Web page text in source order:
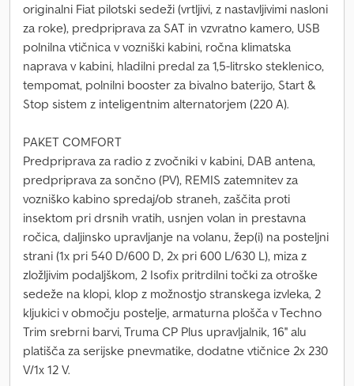
originalni Fiat pilotski sedeži (vrtljivi, z nastavljivimi nasloni
za roke), predpriprava za SAT in vzvratno kamero, USB
polnilna vtičnica v vozniški kabini, ročna klimatska
naprava v kabini, hladilni predal za 1,5-litrsko steklenico,
tempomat, polnilni booster za bivalno baterijo, Start &
Stop sistem z inteligentnim alternatorjem (220 A).
PAKET COMFORT
Predpriprava za radio z zvočniki v kabini, DAB antena,
predpriprava za sončno (PV), REMIS zatemnitev za
vozniško kabino spredaj/ob straneh, zaščita proti
insektom pri drsnih vratih, usnjen volan in prestavna
ročica, daljinsko upravljanje na volanu, žep(i) na posteljni
strani (1x pri 540 D/600 D, 2x pri 600 L/630 L), miza z
zložljivim podaljškom, 2 Isofix pritrdilni točki za otroške
sedeže na klopi, klop z možnostjo stranskega izvleka, 2
kljukici v območju postelje, armaturna plošča v Techno
Trim srebrni barvi, Truma CP Plus upravljalnik, 16'' alu
platišča za serijske pnevmatike, dodatne vtičnice 2x 230
V/1x 12 V.